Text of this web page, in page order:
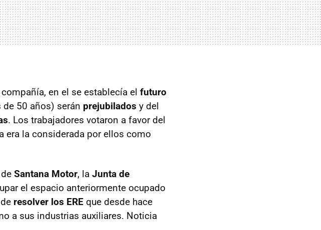
en el se establecía el futuro
50 años) serán prejubilados y del
. Los trabajadores votaron a favor del
era la considerada por ellos como
Santana Motor, la Junta de
el espacio anteriormente ocupado
resolver los ERE que desde hace
a sus industrias auxiliares. Noticia